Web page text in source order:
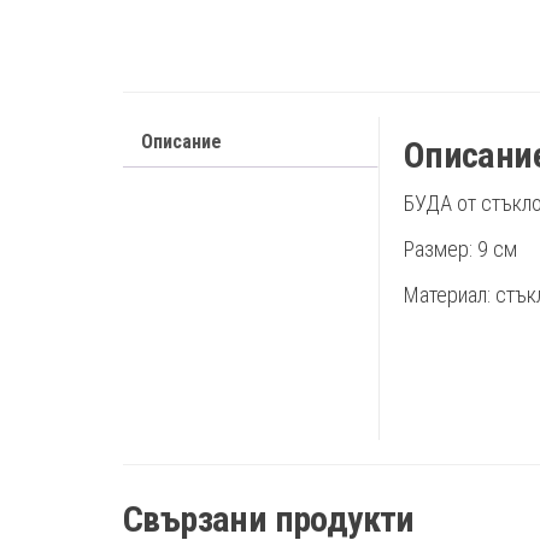
Описание
БУДА от стъкло
Размер: 9 см
Материал:
Свързани продукти